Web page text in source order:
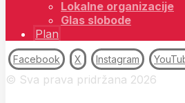
Lokalne organizacije
Glas slobode
Plan
Facebook X Instagram
© Sva prava pridržana 2026